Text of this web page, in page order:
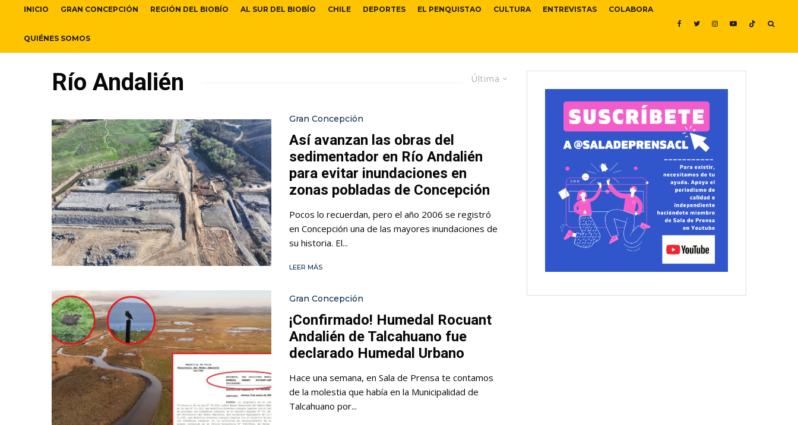
INICIO GRAN CONCEPCIÓN REGIÓN DEL BIOBÍO AL SUR DEL BIOBÍO CHILE DEPORTES EL PENQUISTAO CULTURA ENTREVISTAS COLABORA
QUIÉNES SOMOS
Última
Río Andalién
Gran Concepción
Así avanzan las obras del
sedimentador en Río Andalién
para evitar inundaciones en
zonas pobladas de Concepción
Pocos lo recuerdan, pero el año 2006 se registró
en Concepción una de las mayores inundaciones de
su historia. El...
LEER MÁS
Gran Concepción
¡Confirmado! Humedal Rocuant
Andalién de Talcahuano fue
declarado Humedal Urbano
Hace una semana, en Sala de Prensa te contamos
de la molestia que había en la Municipalidad de
Talcahuano por...